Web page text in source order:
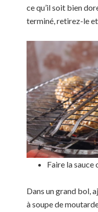
ce qu’il soit bien
terminé, retirez-le
Faire la sauce
Dans un grand bol,
à soupe de